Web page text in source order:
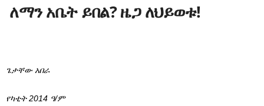
ለማን አቤት ይበል? ዜጋ ለህይወቱ!
ጌታቸው አበራ
የካቲት 2014 ዓ/ም